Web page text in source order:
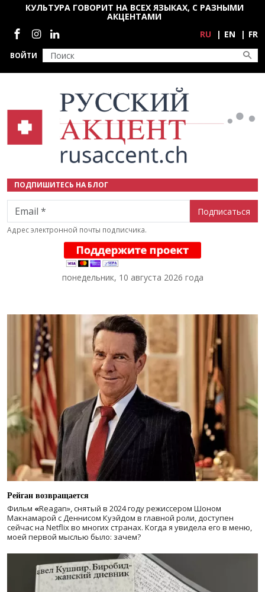
Перейти к основному содержанию
ВОЙТИ
КУЛЬТУРА ГОВОРИТ НА ВСЕХ ЯЗЫКАХ, С РАЗНЫМИ
АКЦЕНТАМИ
Социальные сети
RU EN FR
ПОДПИШИТЕСЬ НА БЛОГ
Email
Адрес электронной почты подписчика.
понедельник, 10 августа 2026 года
Рейган возвращается
Фильм «Reagan», снятый в 2024 годурежиссером Шоном
Макнамарой с Деннисом Куэйдом в главной роли, доступен
сейчас на Netflix во многих странах. Когда я увидела его в меню,
моей первой мыслью было: зачем?